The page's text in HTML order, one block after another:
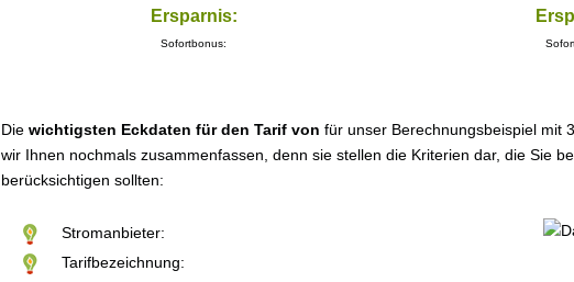
Ersparnis:
Sofortbonus:
Die wichtigsten Eckdaten für den Tarif von für unser Berechnungsbeispiel mit
wir Ihnen nochmals zusammenfassen, denn sie stellen die Kriterien dar, die Sie
berücksichtigen sollten:
Stromanbieter:
Tarifbezeichnung: